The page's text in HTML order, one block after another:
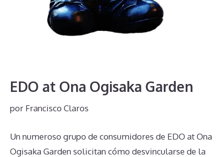
EDO at Ona Ogisaka Garden
por Francisco Claros
Un numeroso grupo de consumidores de EDO at Ona
Ogisaka Garden solicitan cómo desvincularse de la